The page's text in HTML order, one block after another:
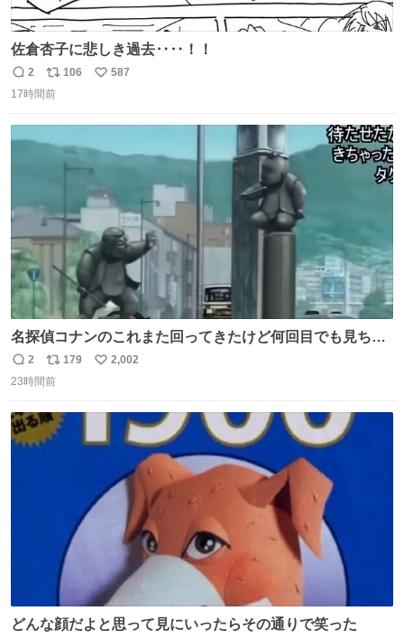
佐倉杏子に悲しき過去‥‥！！
返
信
2
リ
ポ
106
い
587
17時間前
名探偵コナンのこれまた回ってきたけど何回目でも見ちゃ
う魔力あるのよな
返
信
2
リ
ポ
ト
数
179
い
2,002
23時間前
どんな顔だよと思って見にいったらその通りで笑った